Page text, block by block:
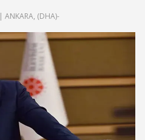
| ANKARA, (DHA)-